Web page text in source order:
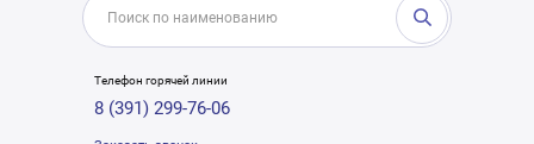
Телефон горячей линии
8 (391) 299-76-06